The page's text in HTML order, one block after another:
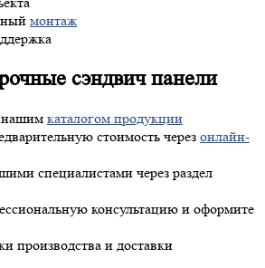
монтаж
сэндвич панели
нашим каталогом продукции
стоимость через онлайн-
специалистами через раздел
консультацию и оформите
производства и доставки